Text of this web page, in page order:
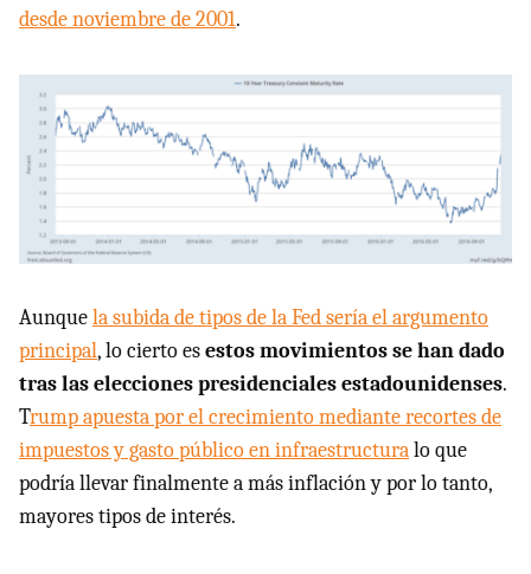
desde noviembre de 2001.
Aunquela subida de tipos de la Fed sería el argumento
principal, lo cierto esestos movimientos se han dado
tras las elecciones presidenciales estadounidenses.
Trump apuesta por el crecimiento mediante recortes de
impuestos y gasto público en infraestructuralo que
podría llevar finalmente a más inflación y por lo tanto,
mayores tipos de interés.